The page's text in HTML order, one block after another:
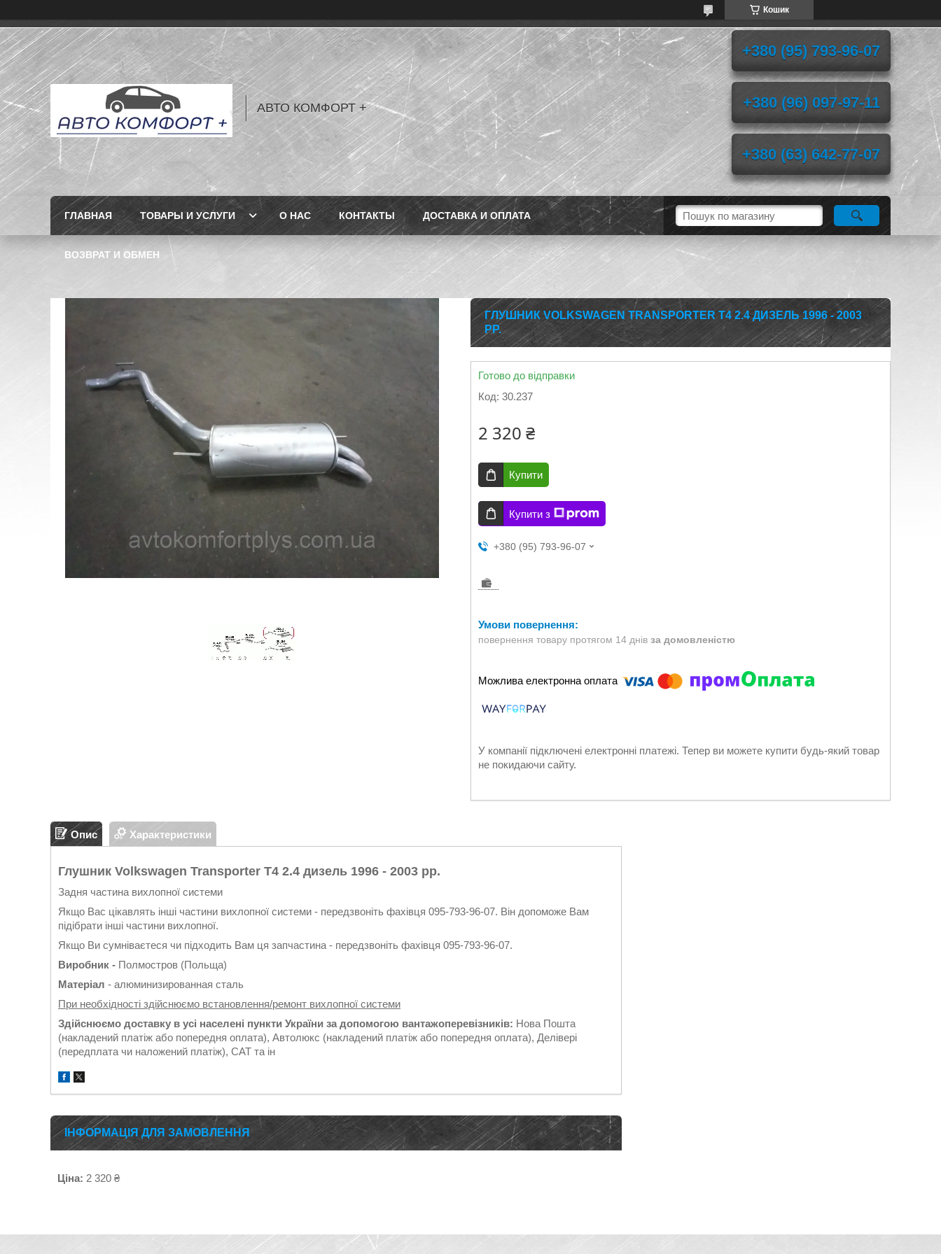
Кошик
АВТО КОМФОРТ +
+380 (95) 793-96-07
+380 (96) 097-97-11
+380 (63) 642-77-07
ГЛАВНАЯ ТОВАРЫ И УСЛУГИ О НАС КОНТАКТЫ ДОСТАВКА И ОПЛАТА
ВОЗВРАТ И ОБМЕН
ГЛУШНИК VOLKSWAGEN TRANSPORTER T4 2.4 ДИЗЕЛЬ 1996 - 2003
РР.
Готово до відправки
Код: 30.237
2 320 ₴
Купити
Купити з
+380 (95) 793-96-07
повернення товару протягом 14 днів за домовленістю
У компанії підключені електронні платежі. Тепер ви можете купити будь-який товар
не покидаючи сайту.
Опис Характеристики
Глушник Volkswagen Transporter T4 2.4 дизель 1996 - 2003 рр.
Задня частина вихлопної системи
Якщо Вас цікавлять інші частини вихлопної системи - передзвоніть фахівця 095-793-96-07. Він допоможе Вам
підібрати інші частини вихлопної.
Якщо Ви сумніваєтеся чи підходить Вам ця запчастина - передзвоніть фахівця 095-793-96-07.
Виробник - Полмостров (Польща)
Матеріал - алюминизированная сталь
При необхідності здійснюємо встановлення/ремонт вихлопної системи
Здійснюємо доставку в усі населені пункти України за допомогою вантажоперевізників: Нова Пошта
(накладений платіж або попередня оплата), Автолюкс (накладений платіж або попередня оплата), Делівері
(передплата чи наложений платіж), САТ та ін
ІНФОРМАЦІЯ ДЛЯ ЗАМОВЛЕННЯ
Ціна: 2 320 ₴